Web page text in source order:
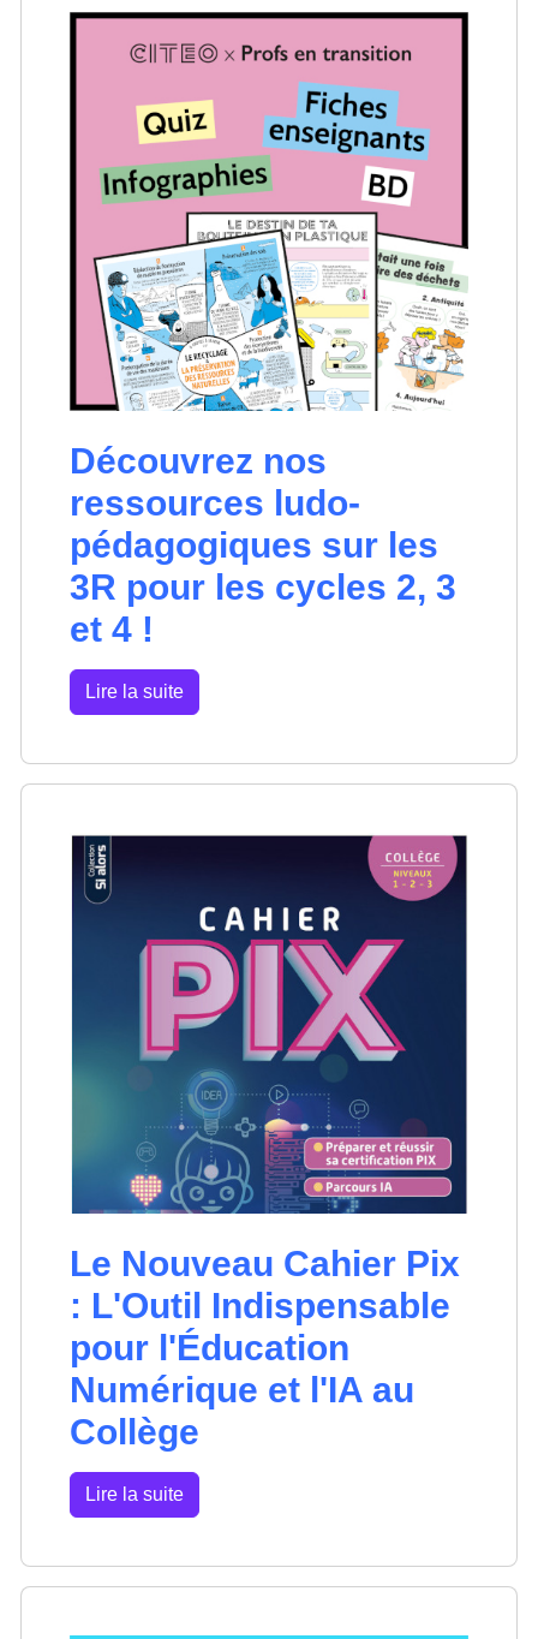
Découvrez nos
ressources ludo-
pédagogiques sur les
3R pour les cycles 2, 3
et 4 !
Lire la suite
Le Nouveau Cahier Pix
: L'Outil Indispensable
pour l'Éducation
Numérique et l'IA au
Collège
Lire la suite